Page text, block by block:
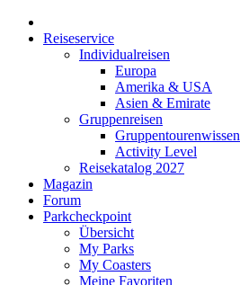
Reiseservice
Individualreisen
Europa
Amerika & USA
Asien & Emirate
Gruppenreisen
Gruppentourenwissen
Activity Level
Reisekatalog 2027
Magazin
Forum
Parkcheckpoint
Übersicht
My Parks
My Coasters
Meine Favoriten